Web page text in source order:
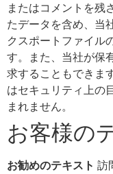
またはコメントを残
たデータを含め、当
クスポートファイル
す。また、当社が保
求することもできま
はセキュリティ上の
まれません。
お客様の
お勧めのテキスト 訪